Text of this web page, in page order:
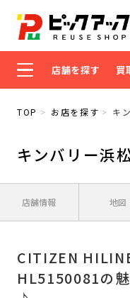
店舗を探す 買
TOP お店を探す キ
キンバリー浜
店舗情報 地図
CITIZEN
HL5150081の